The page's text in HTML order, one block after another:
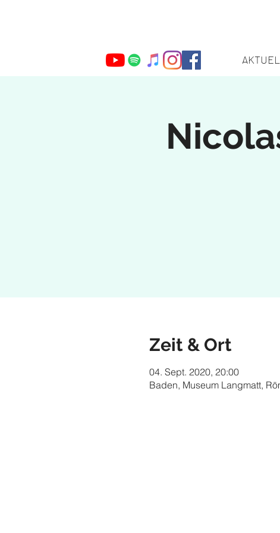
Webmaster Login
Zeit & Ort
04. Sept. 2020, 20:00
Baden, Museum Langmatt,